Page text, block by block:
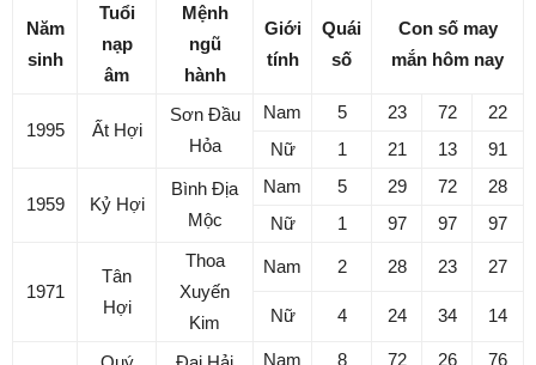
Năm
sinh
Tuổi
nạp
âm
Mệnh
ngũ
hành
Giới
tính
Quái
số
Con số may
mắn hôm nay
1995 Ất Hợi
Sơn Đầu
Hỏa
Nam 5 23 72
22
Nữ
1 21 13 91
1959 Kỷ Hợi
Bình Địa
Mộc
Nam 5 29 72
28
Nữ
1 97 97 97
1971
Tân
Hợi
Thoa
Xuyến
Kim
Nam 2 28 23 27
Nữ 4 24 34 14
Nam 8 72 26
76